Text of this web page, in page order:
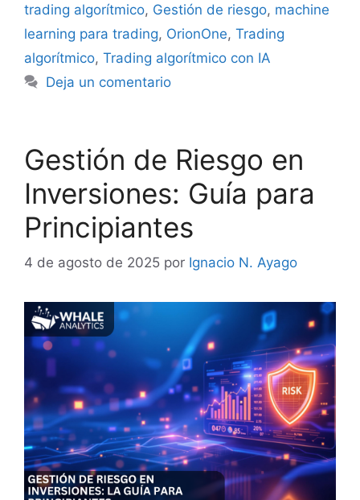
trading algorítmico, Gestión de riesgo, machine
learning para trading, OrionOne, Trading
algorítmico, Trading algorítmico con IA
Deja un comentario
Gestión de Riesgo en
Inversiones: Guía para
Principiantes
4 de agosto de 2025 por Ignacio N. Ayago